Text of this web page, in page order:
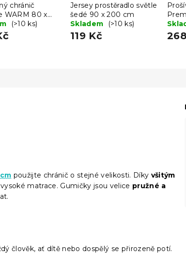
chránič
WARM 80 x
(>10 ks)
Jersey prostěradlo světle
šedé 90 x 200 cm
Skladem
(>10 ks)
119 Kč
použijte chránič o stejné velikosti. Díky všitým
matrace. Gumičky jsou velice pružné a
člověk, ať dítě nebo dospělý se přirozeně potí.